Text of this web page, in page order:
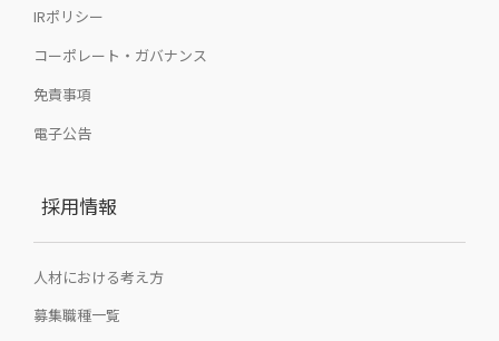
IRポリシー
コーポレート・ガバナンス
免責事項
電子公告
採用情報
人材における考え方
募集職種一覧